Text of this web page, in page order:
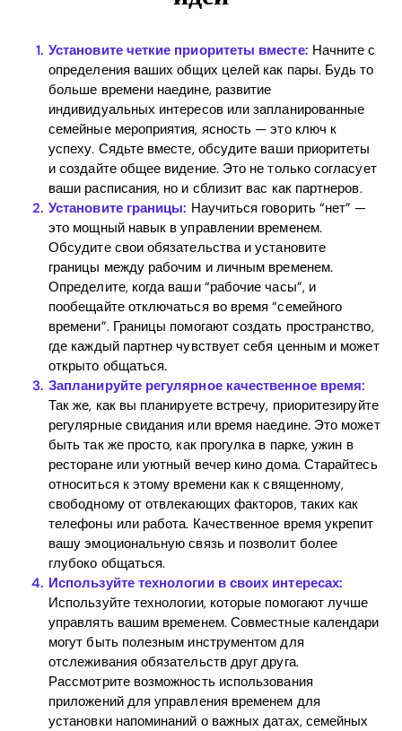
Home
Blog
Download
Установите четкие приоритеты вместе: Начните с
определения ваших общих целей как пары. Будь то
больше времени наедине, развитие
индивидуальных интересов или запланированные
семейные мероприятия, ясность — это ключ к
успеху. Сядьте вместе, обсудите ваши приоритеты
и создайте общее видение. Это не только согласует
ваши расписания, но и сблизит вас как партнеров.
Установите границы: Научиться говорить “нет” —
это мощный навык в управлении временем.
Обсудите свои обязательства и установите
границы между рабочим и личным временем.
Определите, когда ваши “рабочие часы”, и
пообещайте отключаться во время “семейного
времени”. Границы помогают создать пространство,
где каждый партнер чувствует себя ценным и может
открыто общаться.
Запланируйте регулярное качественное время:
Так же, как вы планируете встречу, приоритезируйте
регулярные свидания или время наедине. Это может
быть так же просто, как прогулка в парке, ужин в
ресторане или уютный вечер кино дома. Старайтесь
относиться к этому времени как к священному,
свободному от отвлекающих факторов, таких как
телефоны или работа. Качественное время укрепит
вашу эмоциональную связь и позволит более
глубоко общаться.
Используйте технологии в своих интересах:
Используйте технологии, которые помогают лучше
управлять вашим временем. Совместные календари
могут быть полезным инструментом для
отслеживания обязательств друг друга.
Рассмотрите возможность использования
приложений для управления временем для
установки напоминаний о важных датах, семейных